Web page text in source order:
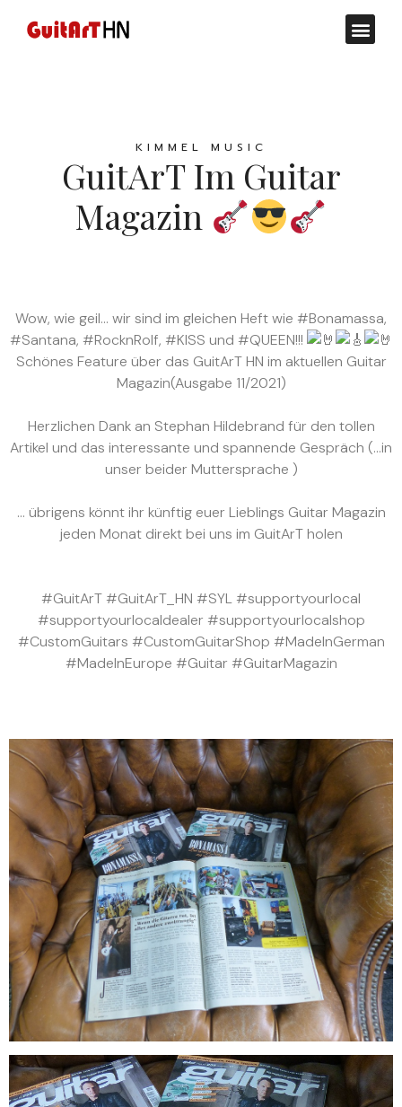
KIMMEL MUSIC
GuitArT Im Guitar
Magazin
Wow, wie geil… wir sind im gleichen Heft wie #Bonamassa,
#Santana, #RocknRolf, #KISS und #QUEEN!!!
Schönes Feature über das GuitArT HN im aktuellen Guitar
Magazin(Ausgabe 11/2021)
Herzlichen Dank an Stephan Hildebrand für den tollen
Artikel und das interessante und spannende Gespräch (…in
unser beider Muttersprache )
… übrigens könnt ihr künftig euer Lieblings Guitar Magazin
jeden Monat direkt bei uns im GuitArT holen
#GuitArT#GuitArT_HN #SYL#supportyourlocal
#supportyourlocaldealer #supportyourlocalshop
#CustomGuitars #CustomGuitarShop #MadeInGerman
#MadeInEurope #Guitar #GuitarMagazin
KIMMEL MUSIC
Guitar Magazin